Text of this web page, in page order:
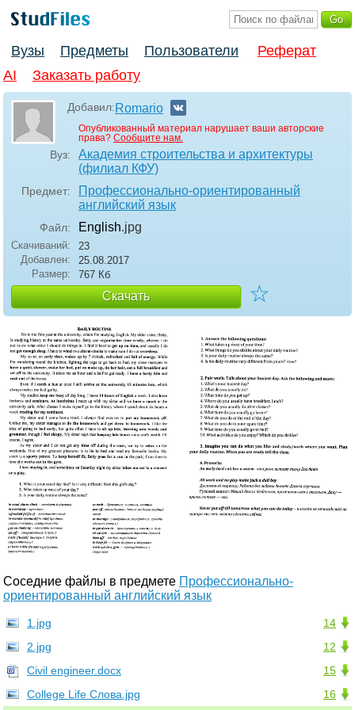
Вузы Предметы Пользователи
Реферат
AI
Заказать работу
Добавил:Romario
Опубликованный материал нарушает ваши авторские
права? Сообщите нам.
Вуз:
Академия строительства и архитектуры
(филиал КФУ)
Предмет:
Профессионально-ориентированный
английский язык
Файл: English.jpg
Скачиваний:
23
Добавлен:
25.08.2017
Размер:
767 Кб
Скачать ☆
Соседние файлы в предмете Профессионально-
ориентированный английский язык
14
1.jpg
12
2.jpg
15
Civil engineer.docx
16
College Life Слова.jpg